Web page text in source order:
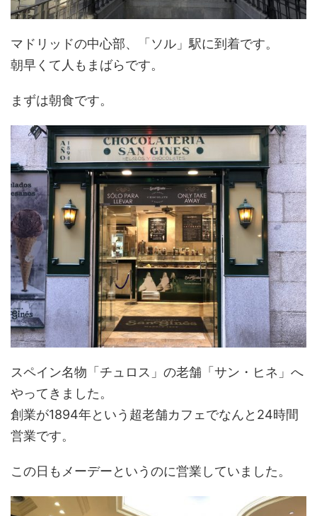
マドリッドの中心部、「ソル」駅に到着です。
朝早くて人もまばらです。
まずは朝食です。
スペイン名物「チュロス」の老舗「サン・ヒネ」へ
やってきました。
創業が1894年という超老舗カフェでなんと24時間
営業です。
この日もメーデーというのに営業していました。